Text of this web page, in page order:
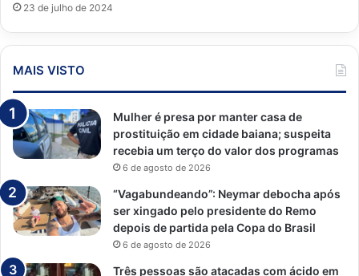
23 de julho de 2024
MAIS VISTO
Mulher é presa por manter casa de
prostituição em cidade baiana; suspeita
recebia um terço do valor dos programas
6 de agosto de 2026
“Vagabundeando”: Neymar debocha após
ser xingado pelo presidente do Remo
depois de partida pela Copa do Brasil
6 de agosto de 2026
Três pessoas são atacadas com ácido em